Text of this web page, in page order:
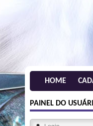
HOME
PAINEL DO